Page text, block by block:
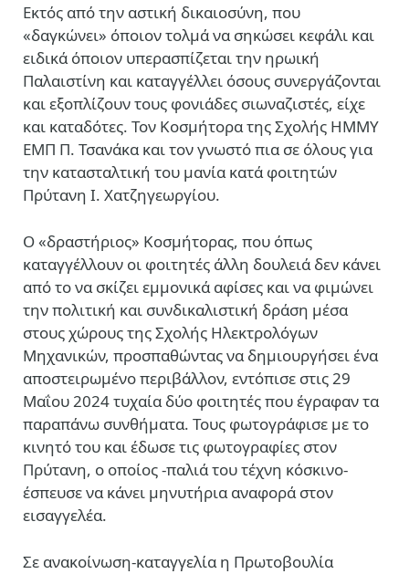
Εκτός από την αστική δικαιοσύνη, που
«δαγκώνει» όποιον τολμά να σηκώσει κεφάλι και
ειδικά όποιον υπερασπίζεται την ηρωική
Παλαιστίνη και καταγγέλλει όσους συνεργάζονται
και εξοπλίζουν τους φονιάδες σιωναζιστές, είχε
και καταδότες. Τον Κοσμήτορα της Σχολής ΗΜΜΥ
ΕΜΠ Π. Τσανάκα και τον γνωστό πια σε όλους για
την κατασταλτική του μανία κατά φοιτητών
Πρύτανη Ι. Χατζηγεωργίου.
Ο «δραστήριος» Κοσμήτορας, που όπως
καταγγέλλουν οι φοιτητές άλλη δουλειά δεν κάνει
από το να σκίζει εμμονικά αφίσες και να φιμώνει
την πολιτική και συνδικαλιστική δράση μέσα
στους χώρους της Σχολής Ηλεκτρολόγων
Μηχανικών, προσπαθώντας να δημιουργήσει ένα
αποστειρωμένο περιβάλλον, εντόπισε στις 29
Μαΐου 2024 τυχαία δύο φοιτητές που έγραφαν τα
παραπάνω συνθήματα. Τους φωτογράφισε με το
κινητό του και έδωσε τις φωτογραφίες στον
Πρύτανη, ο οποίος -παλιά του τέχνη κόσκινο-
έσπευσε να κάνει μηνυτήρια αναφορά στον
εισαγγελέα.
Σε ανακοίνωση-καταγγελία η Πρωτοβουλία